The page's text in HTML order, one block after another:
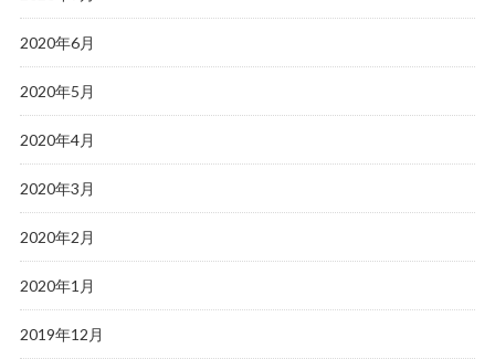
2020年6月
2020年5月
2020年4月
2020年3月
2020年2月
2020年1月
2019年12月